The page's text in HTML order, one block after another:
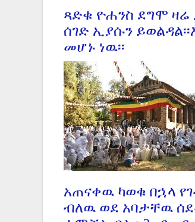
ጻድቁ ዮሐንስ ደግሞ
ሰገድ ኢያሱን
መሆኑ ነዉ፡፡
አጠናቀዉ ካወቁ በኋላ
ብለዉ ወደ አባታቸዉ